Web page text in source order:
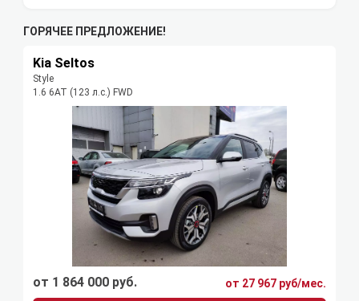
ГОРЯЧЕЕ ПРЕДЛОЖЕНИЕ!
Kia Seltos
Style
1.6 6АТ (123 л.с.) FWD
от 1 864 000 руб. от 27 967 руб/мес.